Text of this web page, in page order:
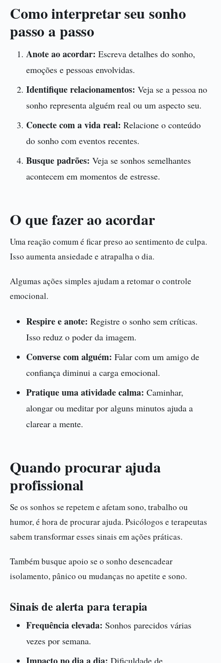
Como interpretar seu sonho
passo a passo
Anote ao acordar: Escreva detalhes do sonho,
emoções e pessoas envolvidas.
Identifique relacionamentos: Veja se a pessoa no
sonho representa alguém real ou um aspecto seu.
Conecte com a vida real: Relacione o conteúdo
do sonho com eventos recentes.
Busque padrões: Veja se sonhos semelhantes
acontecem em momentos de estresse.
O que fazer ao acordar
Uma reação comum é ficar preso ao sentimento de culpa.
Isso aumenta ansiedade e atrapalha o dia.
Algumas ações simples ajudam a retomar o controle
emocional.
Respire e anote: Registre o sonho sem críticas.
Isso reduz o poder da imagem.
Converse com alguém: Falar com um amigo de
confiança diminui a carga emocional.
Pratique uma atividade calma: Caminhar,
alongar ou meditar por alguns minutos ajuda a
clarear a mente.
Quando procurar ajuda
profissional
Se os sonhos se repetem e afetam sono, trabalho ou
humor, é hora de procurar ajuda. Psicólogos e terapeutas
sabem transformar esses sinais em ações práticas.
Também busque apoio se o sonho desencadear
isolamento, pânico ou mudanças no apetite e sono.
Sinais de alerta para terapia
Frequência elevada: Sonhos parecidos várias
vezes por semana.
Dificuldade de